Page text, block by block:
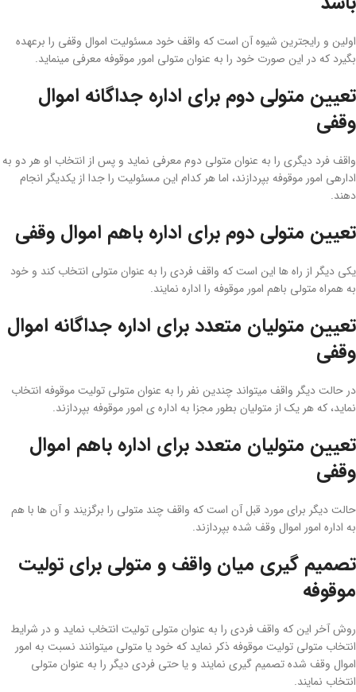
اولین و رایج­ترین شیوه آن است که واقف خود مسئولیت اموال وقفی را برعهده
بگیرد که در این صورت خود را به عنوان متولی امور موقوفه معرفی می­نماید.
تعیین متولی دوم برای اداره جداگانه اموال
وقفی
واقف فرد دیگری را به ­عنوان متولی دوم معرفی نماید و پس از انتخاب او هر دو به
اداره­ی امور موقوفه بپردازند، اما هر کدام این مسئولیت را جدا از یکدیگر انجام
دهند.
تعیین متولی دوم برای اداره باهم اموال وقفی
یکی دیگر از راه ­ها این است که واقف فردی را به­ عنوان متولی انتخاب کند و خود
به­ همراه متولی باهم امور موقوفه را اداره نمایند.
تعیین متولیان متعدد برای اداره جداگانه اموال
وقفی
در حالت دیگر واقف می­تواند چندین نفر را به­ عنوان متولی تولیت موقوفه انتخاب
نماید، که هر یک از متولیان بطور مجزا به اداره­ ی امور موقوفه بپردازند.
تعیین متولیان متعدد برای اداره باهم اموال
وقفی
حالت دیگر برای مورد قبل آن است که واقف چند متولی را برگزیند و آن ­ها با هم
به اداره­ امور اموال وقف شده بپردازند.
تصمیم­ گیری میان واقف و متولی برای تولیت
موقوفه
روش آخر این ­که واقف فردی را به ­عنوان متولی تولیت انتخاب نماید و در شرایط
انتخاب متولی تولیت موقوفه ذکر نماید که خود یا متولی می­توانند نسبت به امور
اموال وقف شده تصمیم­ گیری نمایند و یا حتی فردی دیگر را به عنوان متولی
انتخاب نمایند.